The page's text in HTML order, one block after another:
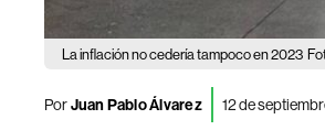
La inflación no cedería tampoco en 2023
PorJuan Pablo Álvarez 12 de